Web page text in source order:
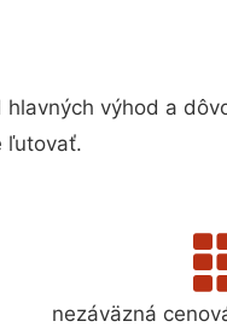
výhod a
ľutovať.
nezáväzná